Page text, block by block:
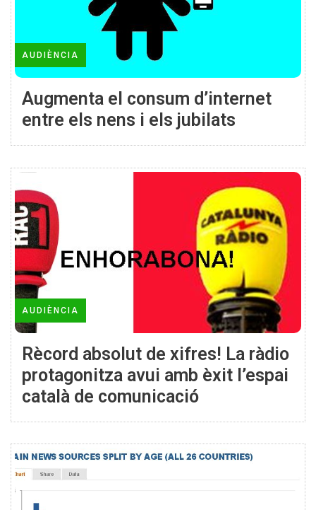
AUDIÈNCIA
Augmenta el consum d’internet
entre els nens i els jubilats
AUDIÈNCIA
Rècord absolut de xifres! La ràdio
protagonitza avui amb èxit l’espai
català de comunicació